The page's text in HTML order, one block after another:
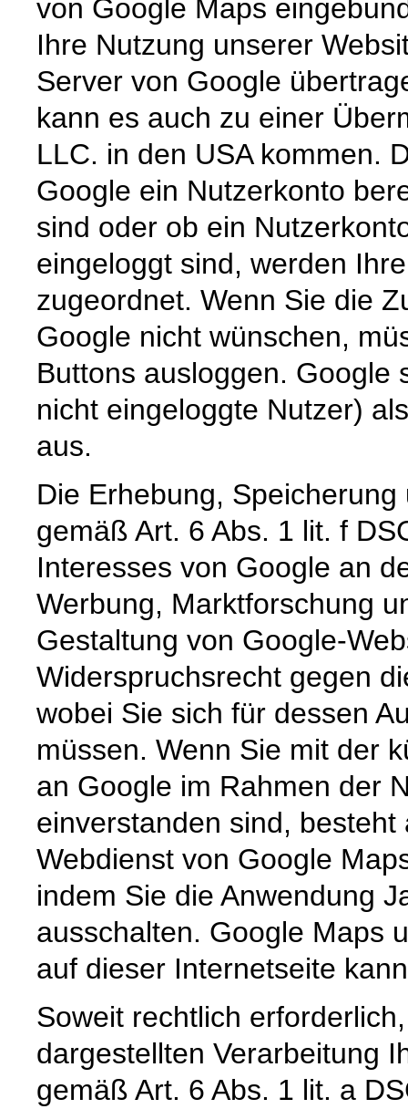
von Google Maps
Ihre Nutzung unserer
Server von Google
kann es auch zu einer
LLC. in den USA kommen.
Google ein Nutzerkonto
sind oder ob ein
eingeloggt sind, werden
zugeordnet. Wenn Sie die
Google nicht wünschen,
Buttons ausloggen. Google
nicht eingeloggte Nutzer)
aus.
Die Erhebung,
gemäß Art. 6 Abs. 1 lit. f
Interesses von Google an
Werbung, Marktforschung
Gestaltung von Google-
Widerspruchsrecht gegen
wobei Sie sich für dessen
müssen. Wenn Sie mit der
an Google im Rahmen der
einverstanden sind,
Webdienst von Google
indem Sie die Anwendung
ausschalten. Google Maps
auf dieser Internetseite
Soweit rechtlich
dargestellten Verarbeitung
gemäß Art. 6 Abs. 1 lit. a